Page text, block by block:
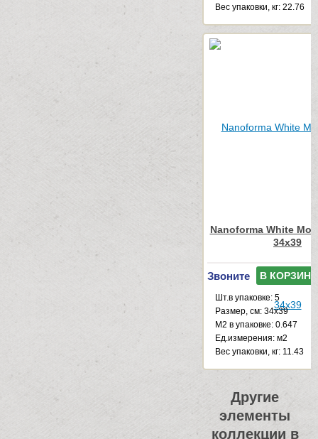
Веc упаковки, кг: 22.76
Nanoforma White
34x39
Звоните В КОРЗИНУ
Шт.в упаковке: 5
Размер, см: 34x39
М2 в упаковке: 0.647
Ед.измерения: м2
Веc упаковки, кг: 11.43
Другие
элементы
коллекции в